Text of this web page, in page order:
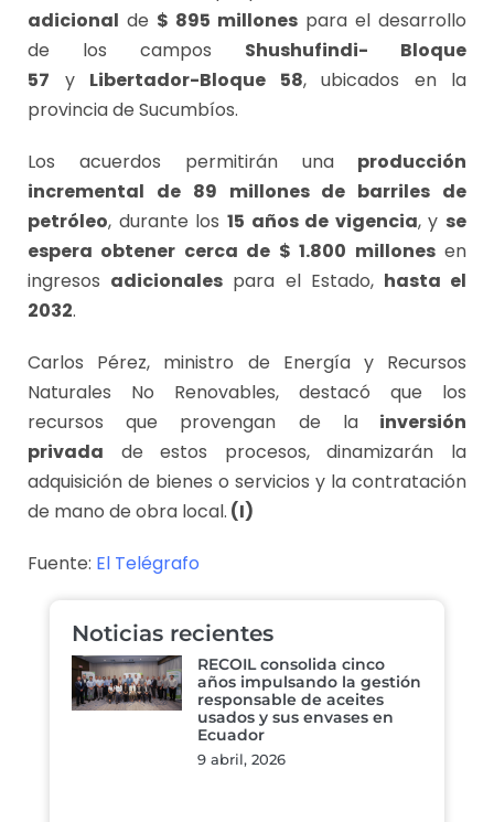
adicional de $ 895 millones para el desarrollo
de los campos Shushufindi- Bloque
57 y Libertador-Bloque 58, ubicados en la
provincia de Sucumbíos.
Los acuerdos permitirán una producción
incremental de 89 millones de barriles de
petróleo, durante los 15 años de vigencia, y se
espera obtener cerca de $ 1.800 millonesen
ingresos adicionales para el Estado, hasta el
2032.
Carlos Pérez, ministro de Energía y Recursos
Naturales No Renovables, destacó que los
recursos que provengan de lainversión
privada de estos procesos, dinamizarán la
adquisición de bienes o servicios y la contratación
de mano de obra local. (I)
Fuente: El Telégrafo
Noticias recientes
RECOIL consolida cinco
años impulsando la gestión
responsable de aceites
usados y sus envases en
Ecuador
9 abril, 2026